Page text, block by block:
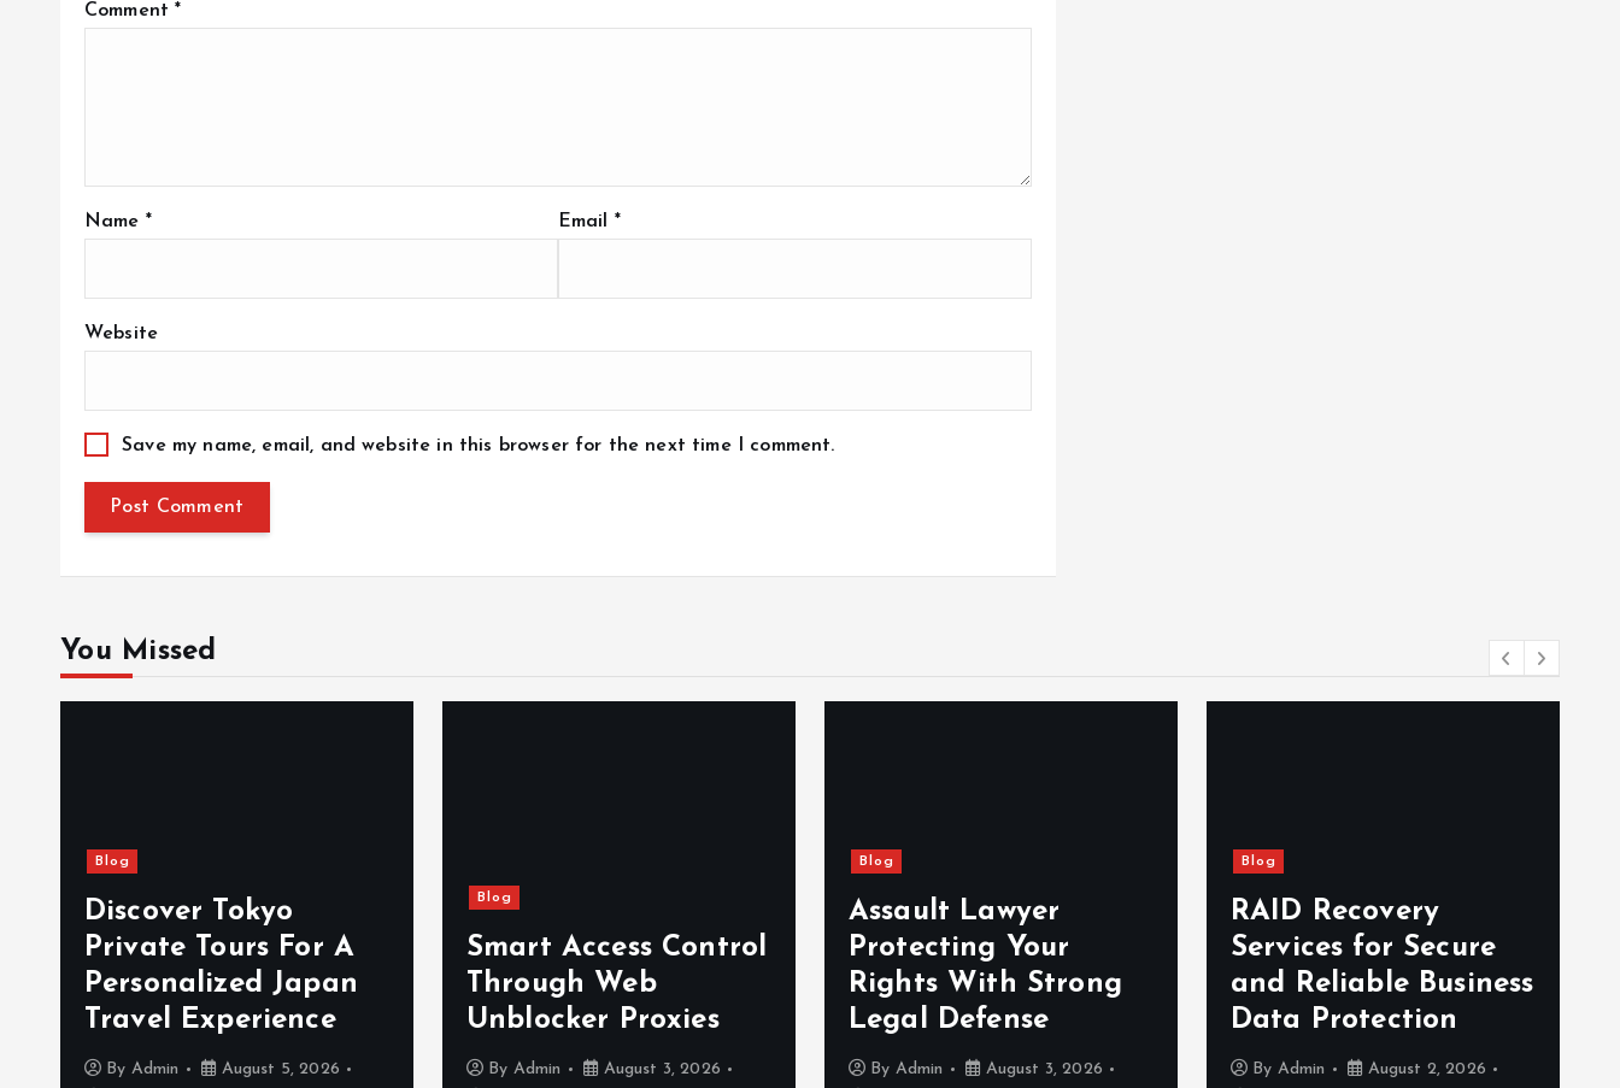
Comment*
Name * Email *
Website
Save my name, email, and website in this browser for the next time I comment.
You Missed
Blog
Discover Tokyo
Private Tours For A
Personalized Japan
Travel Experience
By Admin August 5, 2026
Blog
Smart Access Control
Through Web
Unblocker Proxies
By Admin August 3, 2026
Blog
Assault Lawyer
Protecting Your
Rights With Strong
Legal Defense
By Admin August 3, 2026
Blog
RAID Recovery
Services for Secure
and Reliable Business
Data Protection
By Admin August 2, 2026